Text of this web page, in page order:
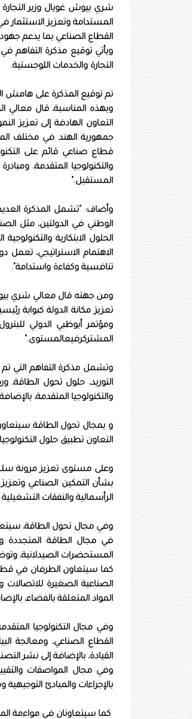
شري بيوش غويال وزير التجارة
المستدامة وتعزيز الاستثمار
القطاع الصناعي بما يدعم
ويأتي توقيع مذكرة التفاهم
التجارة والخدمات اللوجستية.
تم توقيع المذكرة على هامش
وبهذه المناسبة، قال معالي
التعاون الهادفة إلى تعزيز
جمهورية الهند في مختلف
قطاع صناعي قائم على
والتكنولوجيا المتقدمة،
المستقبل."
وأضاف: "تشمل المذكرة العديد
الوطني في الدولتين، مثل
الحلول الابتكارية
الاهتمام الاستراتيجي،
تنافسية وكفاءة واستدامة".
ومن جهته قال معالي شري
تعزيز مكانة الدولة كبوابة
المشتركرفيعالمستوى."
وتشمل مذكرة التفاهم التي
التوريد، حلول تحول الطاقة،
والتكنولوجيا المتقدمة،
و بمجال تحول الطاقة
التعاون تطبيق حلول
وعلى مستوى تعزيز مرونة
بشأن التمكين الصناعي
الرأسمالية والنفقات التشغيلية
وفي مجال تحول الطاقة،
في مجال الطاقة المتجددة
المستحضرات الصيدلانية،
كما سيتعاون الطرفان في قطاع
الصناعية الصغيرة
المواد المتعلقة بالفضاء،
وفي مجال التكنولوجيا
القطاع الصناعي، ومعالجة
القيادة، بالإضافة إلى نشر
وفي مجال المواصفات
بالإجراءات والمبادئ
كما سيتعاونان في مواءمة